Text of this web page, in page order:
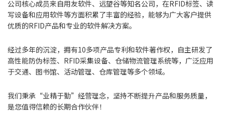
公司核心成员来自用友软件、远望谷等知名公司，在RFID标签、读
写设备和应用软件等方面积累了丰富的经验，能够为广大客户提供
优质的RFID产品和专业的软件解决方案。
经过多年的沉淀，拥有10多项产品专利和软件著作权，自主研发了
高性能防伪标签、RFID采集设备、仓储物流管理系统等，广泛应用
于交通、图书馆、活动管理、仓库管理等多个领域。
我们秉承“业精于勤”经营理念，坚持不断提升产品和服务质量，
是您值得信赖的长期合作伙伴！